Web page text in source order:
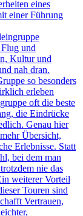
eines
einer Führung
und
Kultur und
nah dran.
so besonders
erleben
oft die beste
die Eindrücke
Genau hier
Übersicht,
Erlebnisse. Statt
bei dem man
nie das
weiterer Vorteil
Touren sind
Vertrauen,